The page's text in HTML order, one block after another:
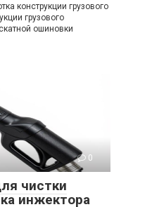
конструкции грузового
грузового
ошиновки
0
чистки
инжектора